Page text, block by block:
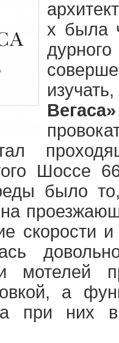
х была
Вегаса»
Шоссе
было
скорости
мотелей
а
при них